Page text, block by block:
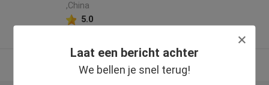
Laat een bericht achter
We bellen je snel terug!
,China
5.0
Bekijk meer